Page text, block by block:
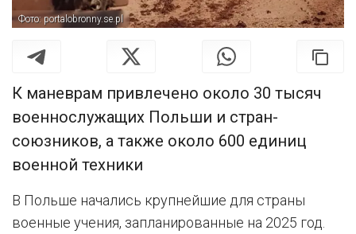
Фото: portalobronny.se.pl
К маневрам привлечено около 30 тысяч
военнослужащих Польши и стран-
союзников, а также около 600 единиц
военной техники
В Польше начались крупнейшие для страны
военные учения, запланированные на 2025 год.